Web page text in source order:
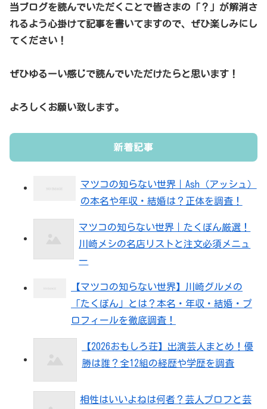
当ブログを読んでいただくことで皆さまの「？」が解消さ
れるよう心掛けて記事を書いてますので、ぜひ楽しみにし
てください！
ぜひゆるーい感じで読んでいただけたらと思います！
よろしくお願い致します。
新着記事
マツコの知らない世界｜Ash（アッシュ）
の本名や年収・結婚は？正体を調査！
マツコの知らない世界｜たくぽん厳選！
川崎メシの名店リストと注文必須メニュ
ー
【マツコの知らない世界】川崎グルメの
「たくぽん」とは？本名・年収・結婚・プ
ロフィールを徹底調査！
【2026おもしろ荘】出演芸人まとめ！優
勝は誰？全12組の経歴や学歴を調査
相性はいいよねは何者？芸人プロフと芸